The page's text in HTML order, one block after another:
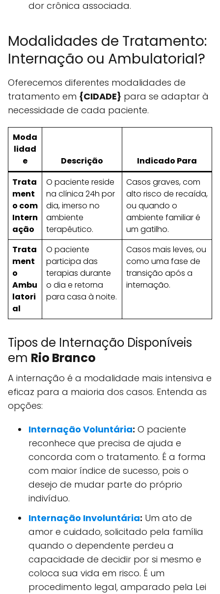
dor crônica associada.
Modalidades de Tratamento:
Internação ou Ambulatorial?
Oferecemos diferentes modalidades de
tratamento em {CIDADE} para se adaptar à
necessidade de cada paciente.
Moda
lidad
e
Descrição
Indicado Para
Trata
ment
o com
Intern
ação
O paciente reside
na clínica 24h por
dia, imerso no
ambiente
terapêutico.
Casos graves, com
alto risco de recaída,
ou quando o
ambiente familiar é
um gatilho.
Trata
ment
o
Ambu
latori
al
O paciente
participa das
terapias durante
o dia e retorna
para casa à noite.
Casos mais leves, ou
como uma fase de
transição após a
internação.
Tipos de Internação Disponíveis
em Rio Branco
A internação é a modalidade mais intensiva e
eficaz para a maioria dos casos. Entenda as
opções:
Internação Voluntária: O paciente
reconhece que precisa de ajuda e
concorda com o tratamento. É a forma
com maior índice de sucesso, pois o
desejo de mudar parte do próprio
indivíduo.
Internação Involuntária: Um ato de
amor e cuidado, solicitado pela família
quando o dependente perdeu a
capacidade de decidir por si mesmo e
coloca sua vida em risco. É um
procedimento legal, amparado pela Lei